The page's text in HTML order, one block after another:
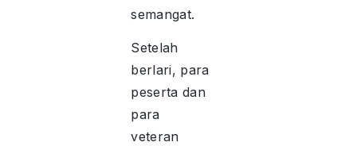
semangat.
Setelah
berlari, para
peserta dan
para
veteran